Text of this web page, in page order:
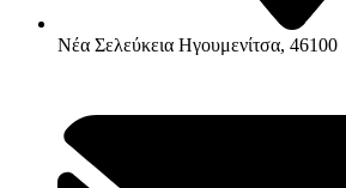
Νέα Σελεύκεια Ηγουμενίτσα, 46100